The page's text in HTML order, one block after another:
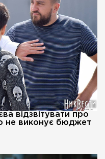
відзвітувати про
не виконує бюджет